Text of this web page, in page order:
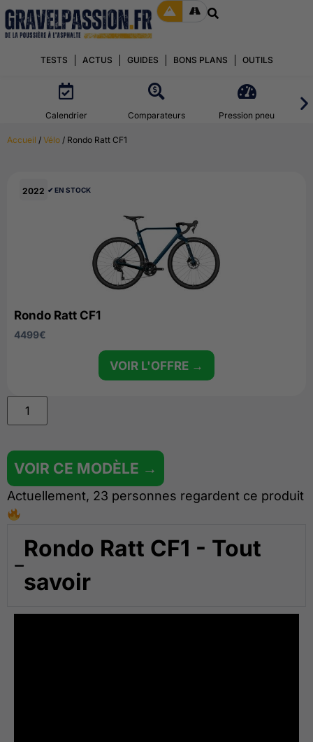
TESTS ACTUS GUIDES BONS PLANS OUTILS
Calendrier Comparateurs Pression pneu
Accueil / Vélo / Rondo Ratt CF1
VOIR CE MODÈLE →
Actuellement, 23 personnes regardent ce produit
Rondo Ratt CF1 - Tout
savoir
2022 ✔︎ EN STOCK
Rondo Ratt CF1
4499€
VOIR L'OFFRE →